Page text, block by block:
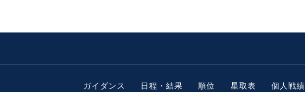
ガイダンス 日程・結果 順位 星取表 個人戦績